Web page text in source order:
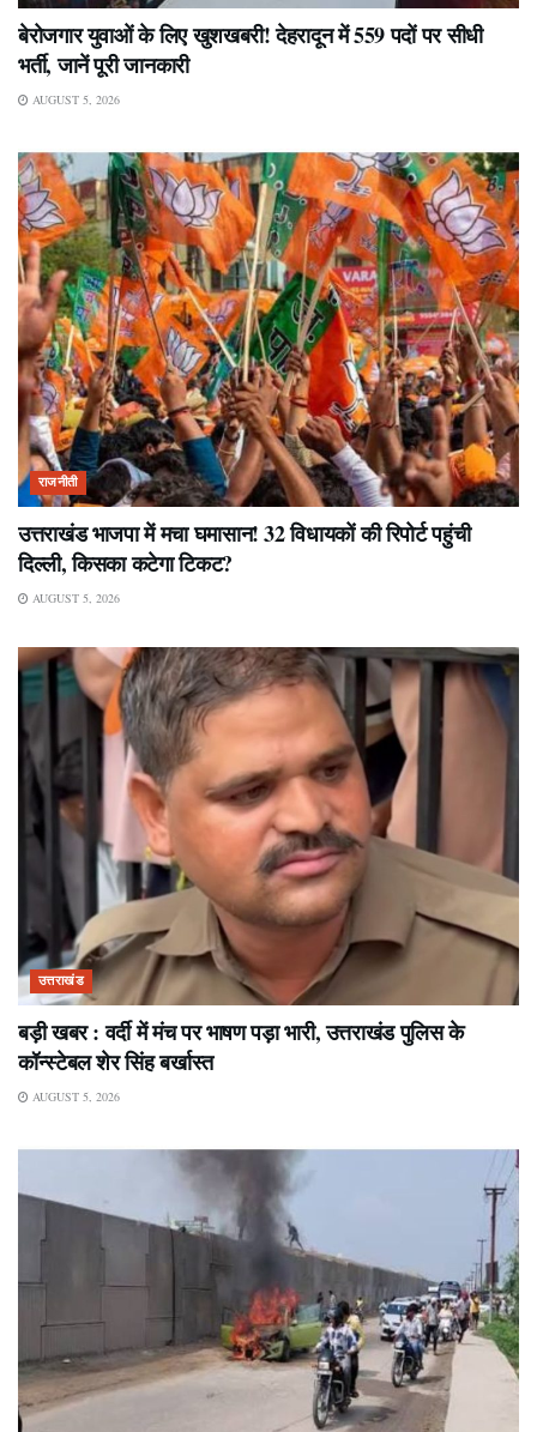
बेरोजगार युवाओं के लिए खुशखबरी! देहरादून में 559 पदों पर सीधी
भर्ती, जानें पूरी जानकारी
AUGUST 5, 2026
राजनीती
उत्तराखंड भाजपा में मचा घमासान! 32 विधायकों की रिपोर्ट पहुंची
दिल्ली, किसका कटेगा टिकट?
AUGUST 5, 2026
उत्तराखंड
बड़ी खबर : वर्दी में मंच पर भाषण पड़ा भारी, उत्तराखंड पुलिस के
कॉन्स्टेबल शेर सिंह बर्खास्त
AUGUST 5, 2026